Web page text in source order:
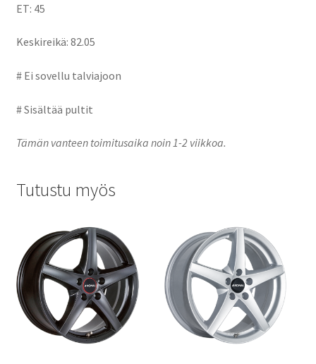
ET: 45
Keskireikä: 82.05
# Ei sovellu talviajoon
# Sisältää pultit
Tämän vanteen toimitusaika noin 1-2 viikkoa.
Tutustu myös